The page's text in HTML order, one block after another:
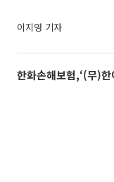
이지영 기자
한화손해보험,‘(무)